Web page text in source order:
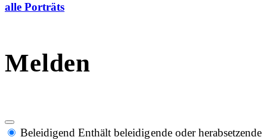
alle Porträts
Melden
Beleidigend Enthält beleidigende oder herabsetzende